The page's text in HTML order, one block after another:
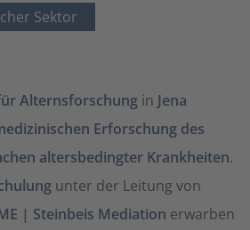
Sektor
Alternsforschung in Jena
Erforschung des
altersbedingter Krankheiten.
unter der Leitung von
| Steinbeis Mediation erwarben